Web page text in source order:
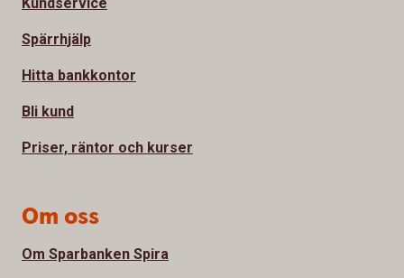
Spärrhjälp
Hitta bankkontor
Bli kund
Priser, räntor och kurser
Om oss
Om Sparbanken Spira